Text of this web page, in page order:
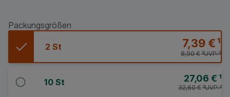
Packungsgrößen
2 St 7,39 €¹
UVP:³
8,90 €³
10 St 27,06 € ¹
UVP:³
32,60 €³